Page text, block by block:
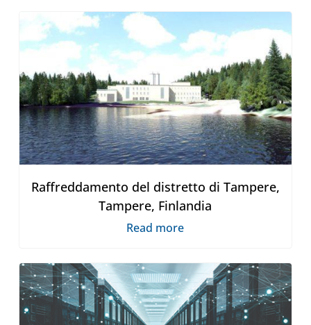
Raffreddamento del distretto di Tampere,
Tampere, Finlandia
Read more